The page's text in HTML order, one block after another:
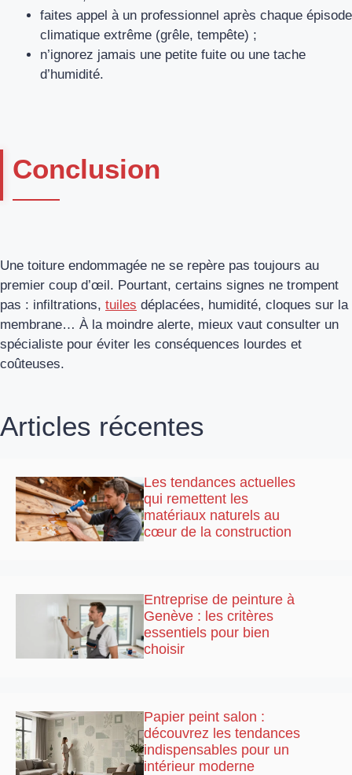
faites appel à un professionnel après chaque épisode
climatique extrême (grêle, tempête) ;
n’ignorez jamais une petite fuite ou une tache
d’humidité.
Conclusion
Une toiture endommagée ne se repère pas toujours au
premier coup d’œil. Pourtant, certains signes ne trompent
pas : infiltrations, tuiles déplacées, humidité, cloques sur la
membrane… À la moindre alerte, mieux vaut consulter un
spécialiste pour éviter les conséquences lourdes et
coûteuses.
Articles récentes
Les tendances actuelles
qui remettent les
matériaux naturels au
cœur de la construction
Entreprise de peinture à
Genève : les critères
essentiels pour bien
choisir
Papier peint salon :
découvrez les tendances
indispensables pour un
intérieur moderne